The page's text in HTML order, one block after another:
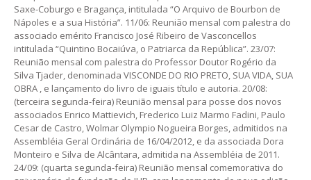
Saxe-Coburgo e Bragança, intitulada “O Arquivo de Bourbon de
Nápoles e a sua História”. 11/06: Reunião mensal com palestra do
associado emérito Francisco José Ribeiro de Vasconcellos
intitulada “Quintino Bocaiúva, o Patriarca da República”. 23/07:
Reunião mensal com palestra do Professor Doutor Rogério da
Silva Tjader, denominada VISCONDE DO RIO PRETO, SUA VIDA, SUA
OBRA , e lançamento do livro de iguais título e autoria. 20/08:
(terceira segunda-feira) Reunião mensal para posse dos novos
associados Enrico Mattievich, Frederico Luiz Marmo Fadini, Paulo
Cesar de Castro, Wolmar Olympio Nogueira Borges, admitidos na
Assembléia Geral Ordinária de 16/04/2012, e da associada Dora
Monteiro e Silva de Alcântara, admitida na Assembléia de 2011.
24/09: (quarta segunda-feira) Reunião mensal comemorativa do